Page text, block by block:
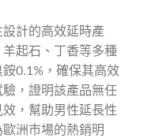
計的高效延時產
起石、丁香等多種
0.1%，確保其高效
，證明該產品無任
，幫助男性延長性
洲市場的熱銷明